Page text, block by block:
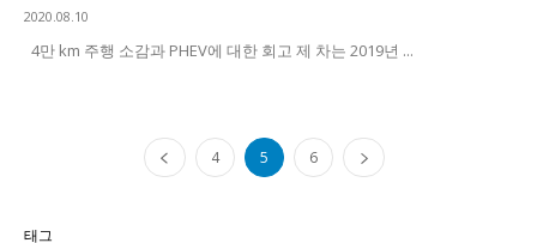
2020.08.10
4만 km 주행 소감과 PHEV에 대한 회고 제 차는 2019년 ...
4 5 6
태그